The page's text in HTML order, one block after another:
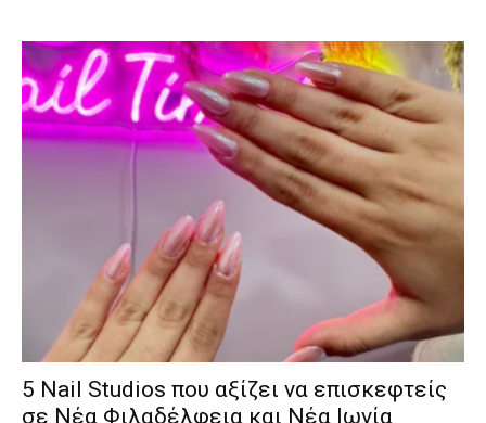
5 Nail Studios που αξίζει να επισκεφτείς
σε Νέα Φιλαδέλφεια και Νέα Ιωνία